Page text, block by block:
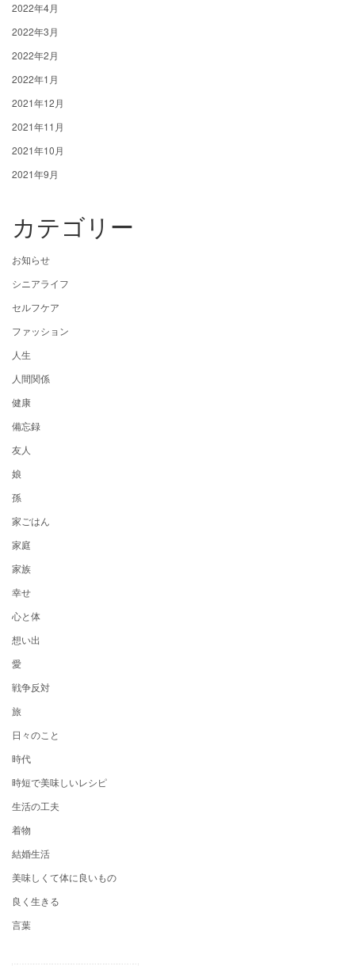
2022年4月
2022年3月
2022年2月
2022年1月
2021年12月
2021年11月
2021年10月
2021年9月
カテゴリー
お知らせ
シニアライフ
セルフケア
ファッション
人生
人間関係
健康
備忘録
友人
娘
孫
家ごはん
家庭
家族
幸せ
心と体
想い出
愛
戦争反対
旅
日々のこと
時代
時短で美味しいレシピ
生活の工夫
着物
結婚生活
美味しくて体に良いもの
良く生きる
言葉